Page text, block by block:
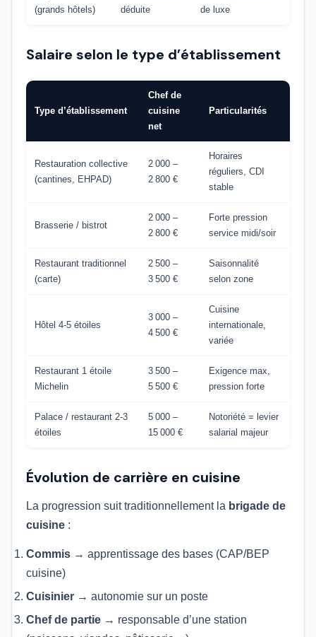
(grands hôtels)
déduite
de luxe
Salaire selon le type d’établissement
Type d’établissement
Chef de
cuisine
net
Particularités
Restauration collective
(cantines, EHPAD)
2 000 –
2 800 €
Horaires
réguliers, CDI
stable
Brasserie / bistrot
2 000 –
2 800 €
Forte pression
service midi/soir
Restaurant traditionnel
(carte)
2 500 –
3 500 €
Saisonnalité
selon zone
Hôtel 4-5 étoiles
3 000 –
4 500 €
Cuisine
internationale,
variée
Restaurant 1 étoile
Michelin
3 500 –
5 500 €
Exigence max,
pression forte
Palace / restaurant 2-3
étoiles
5 000 –
15 000 €
Notoriété = levier
salarial majeur
Évolution de carrière en cuisine
La progression suit traditionnellement la brigade de
cuisine :
Commis → apprentissage des bases (CAP/BEP
cuisine)
Cuisinier → autonomie sur un poste
Chef de partie → responsable d’une station